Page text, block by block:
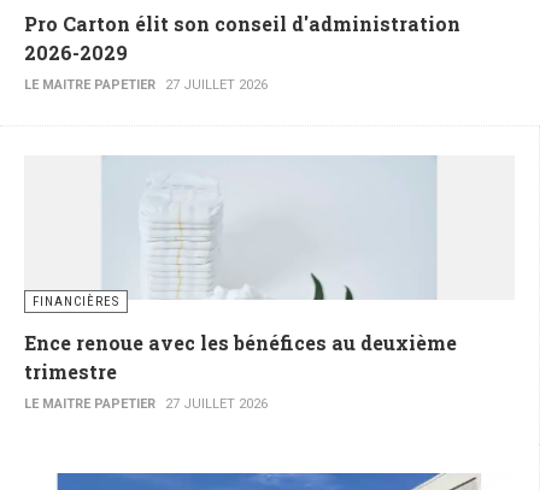
Pro Carton élit son conseil d'administration
2026-2029
LE MAITRE PAPETIER 27 JUILLET 2026
FINANCIÈRES
Ence renoue avec les bénéfices au deuxième
trimestre
LE MAITRE PAPETIER 27 JUILLET 2026